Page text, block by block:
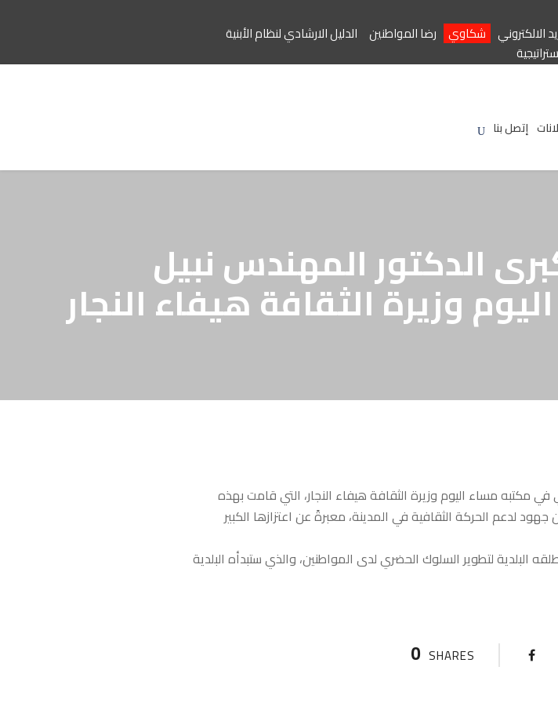
الالكتروني شكاوي رضا المواطنين الدليل الارشادي لنظام الأبنية
إتصل بنا
الدكتور المهندس نبيل
وزيرة الثقافة هيفاء النجار
مكتبه مساء اليوم وزيرة الثقافة هيفاء النجار، التي قامت بهذه
لدعم الحركة الثقافية في المدينة، معبرةً عن اعتزازها الكبير
لتطوير السلوك الحضري لدى المواطنين، والذي ستبدأه البلدية
0 SHARES